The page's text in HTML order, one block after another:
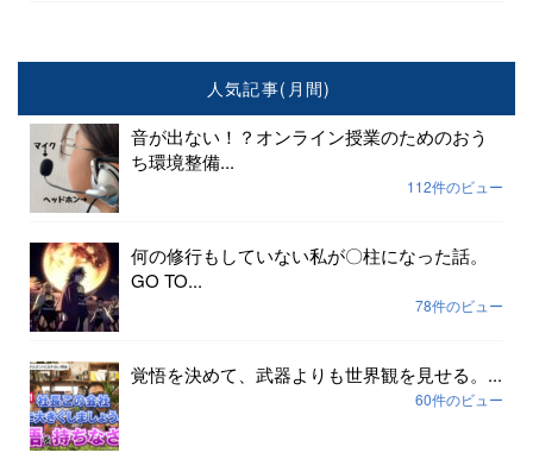
人気記事(月間)
音が出ない！？オンライン授業のためのおう
ち環境整備...
112件のビュー
何の修行もしていない私が〇柱になった話。
GO TO...
78件のビュー
覚悟を決めて、武器よりも世界観を見せる。...
60件のビュー